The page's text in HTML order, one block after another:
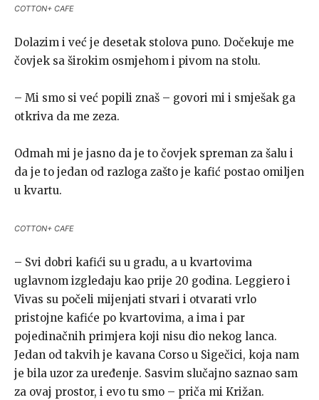
COTTON+ CAFE
Dolazim i već je desetak stolova puno. Dočekuje me
čovjek sa širokim osmjehom i pivom na stolu.
– Mi smo si već popili znaš – govori mi i smješak ga
otkriva da me zeza.
Odmah mi je jasno da je to čovjek spreman za šalu i
da je to jedan od razloga zašto je kafić postao omiljen
u kvartu.
COTTON+ CAFE
– Svi dobri kafići su u gradu, a u kvartovima
uglavnom izgledaju kao prije 20 godina. Leggiero i
Vivas su počeli mijenjati stvari i otvarati vrlo
pristojne kafiće po kvartovima, a ima i par
pojedinačnih primjera koji nisu dio nekog lanca.
Jedan od takvih je kavana Corso u Sigečici, koja nam
je bila uzor za uređenje. Sasvim slučajno saznao sam
za ovaj prostor, i evo tu smo – priča mi Križan.